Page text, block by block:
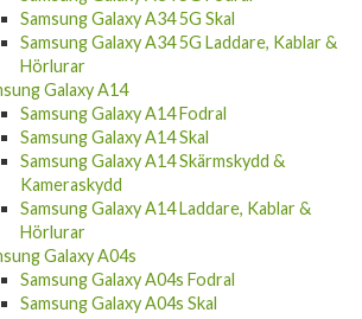
Samsung Galaxy A34 5G Skal
Samsung Galaxy A34 5G Laddare, Kablar &
Hörlurar
Galaxy A14
Samsung Galaxy A14 Fodral
Samsung Galaxy A14 Skal
Samsung Galaxy A14 Skärmskydd &
Kameraskydd
Samsung Galaxy A14 Laddare, Kablar &
Hörlurar
Galaxy A04s
Samsung Galaxy A04s Fodral
Samsung Galaxy A04s Skal